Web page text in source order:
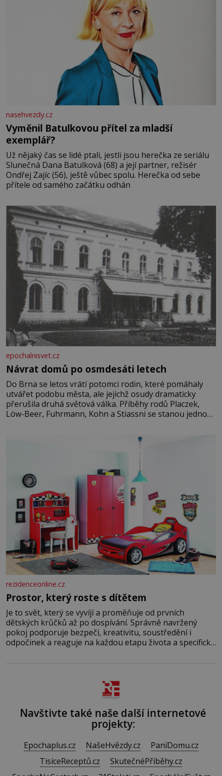
nasehvezdy.cz
Vyměnil Batulkovou přítel za mladší
exemplář?
Už nějaký čas se lidé ptali, jestli jsou herečka ze seriálu
Slunečná Dana Batulková (68) a její partner, režisér
Ondřej Zajíc (56), ještě vůbec spolu. Herečka od sebe
přítele od samého začátku odhán
epochalnisvet.cz
Návrat domů po osmdesáti letech
Do Brna se letos vrátí potomci rodin, které pomáhaly
utvářet podobu města, ale jejichž osudy dramaticky
přerušila druhá světová válka. Příběhy rodů Placzek,
Löw-Beer, Fuhrmann, Kohn a Stiassni se stanou jednou
jednoduché. Místa, která si člověk pamatuje z rodinných
rezidenceonline.cz
Prostor, který roste s dítětem
Je to svět, který se vyvíjí a proměňuje od prvních
dětských krůčků až po dospívání. Správně navržený
pokoj podporuje bezpečí, kreativitu, soustředění i
odpočinek a reaguje na každou etapu života a specifické
Navštivte také naše další internetové
projekty:
Epochaplus.cz NašeHvězdy.cz
PaníDomu.cz
TisíceReceptů.cz
SkutečnéPříběhy.cz